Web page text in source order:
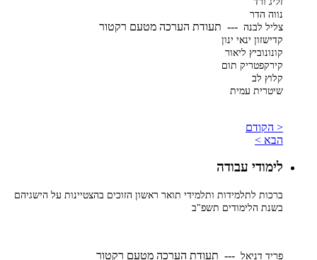
נווה הדר
צליל לבנה --- תעודת הערכה מטעם רקטור
קדישזון ינאי ינון
קונונוביץ ליאור
קירקפטריק תום
קלוץ לב
שיטרית עמית
< הקודם
הבא >
לימודי עבודה
ברכות לתלמידות ותלמידי תואר ראשון הזוכים בהצטיינות על הישגיהם
בשנת הלימודים תשפ"ב
פריד דניאל --- תעודת הערכה מטעם רקטור